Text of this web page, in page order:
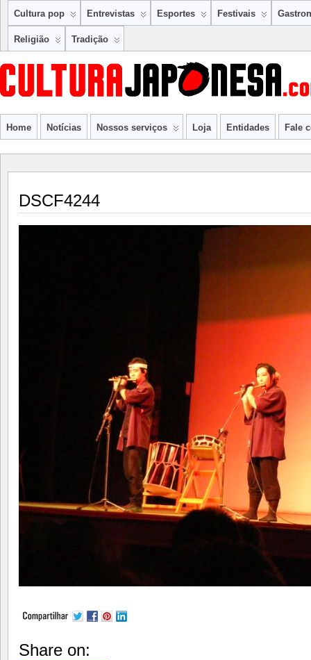
Cultura pop Entrevistas Esportes Festivais
Religião Tradição
Home Notícias Nossos serviços Loja Entidades Fale
DSCF4244
Share on: